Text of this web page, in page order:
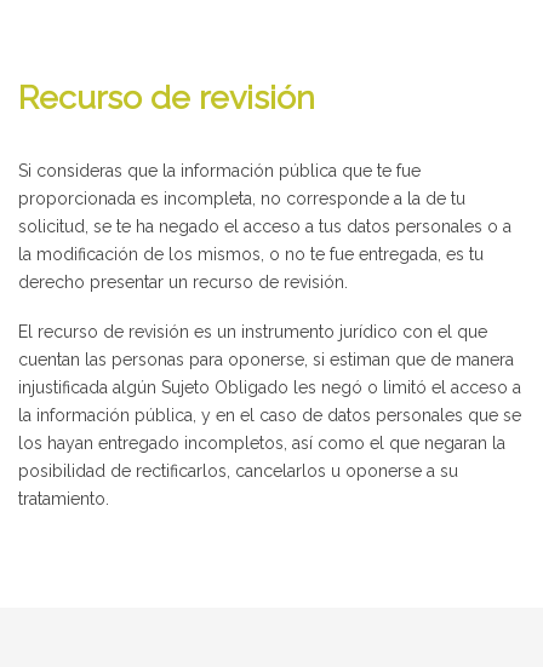
Recurso de revisión
Si consideras que la información pública que te fue
proporcionada es incompleta, no corresponde a la de tu
solicitud, se te ha negado el acceso a tus datos personales o a
la modificación de los mismos, o no te fue entregada, es tu
derecho presentar un recurso de revisión.
El recurso de revisión es un instrumento jurídico con el que
cuentan las personas para oponerse, si estiman que de manera
injustificada algún Sujeto Obligado les negó o limitó el acceso a
la información pública, y en el caso de datos personales que se
los hayan entregado incompletos, así como el que negaran la
posibilidad de rectificarlos, cancelarlos u oponerse a su
tratamiento.